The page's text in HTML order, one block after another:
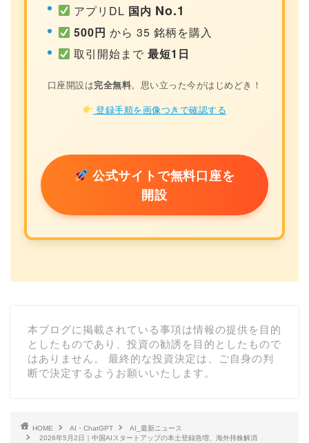
アプリDL 国内 No.1
500円 から 35 銘柄を購入
取引開始まで最短1日
口座開設は完全無料。思い立った今がはじめどき！
登録手順を画像つきで確認する
公式サイトで無料口座を
開設
本ブログに掲載されている事項は情報の提供を目的
としたものであり、投資の勧誘を目的としたもので
はありません。 最終的な投資決定は、ご自身の判
断で決定するようお願いいたします。
HOME AI・ChatGPT
AI_最新ニュース
2026年5月2日｜中国AIスタートアップの本土登録急増、海外持株解消